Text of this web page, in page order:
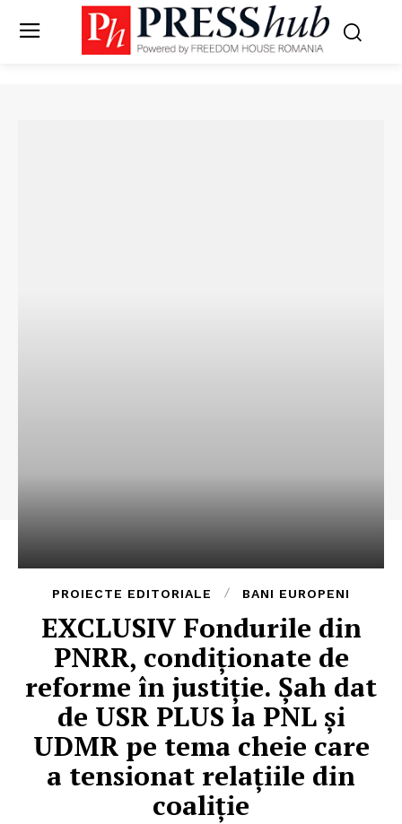
PROIECTE EDITORIALE BANI EUROPENI
EXCLUSIV Fondurile din
PNRR, condiționate de
reforme în justiție. Șah dat
de USR PLUS la PNL și
UDMR pe tema cheie care
a tensionat relațiile din
coaliție